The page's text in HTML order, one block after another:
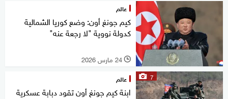
عالم
كيم جونغ أون: وضع كوريا الشمالية
كدولة نووية "لا رجعة عنه"
l 24 مارس 2026
7 عالم
ابنة كيم جونغ أون تقود دبابة عسكرية